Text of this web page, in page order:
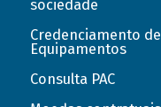
sociedade
Credenciamento de
Equipamentos
Consulta PAC